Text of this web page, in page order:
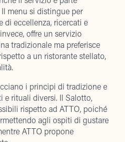
Il menu si distingue per
di eccellenza, ricercati e
offre un servizio
tradizionale ma preferisce
a un ristorante stellato,
i principi di tradizione e
e rituali diversi. Il Salotto,
rispetto ad ATTO, poiché
agli ospiti di gustare
ATTO propone